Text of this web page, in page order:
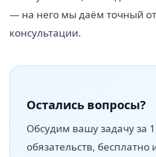
— на него мы даём точный
консультации.
Остались вопросы?
Обсудим вашу задачу за
обязательств,